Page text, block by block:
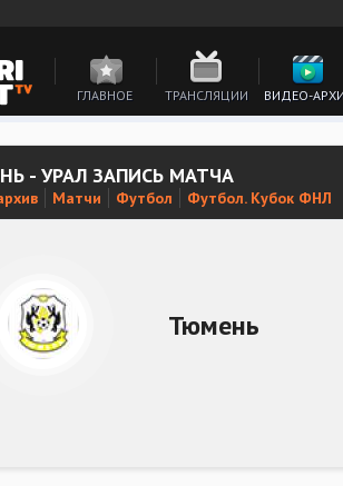
ГЛАВНОЕ ТРАНСЛЯЦИИ ВИДЕО-
- УРАЛ ЗАПИСЬ МАТЧА
Матчи Футбол Футбол. Кубок ФНЛ
Тюмень